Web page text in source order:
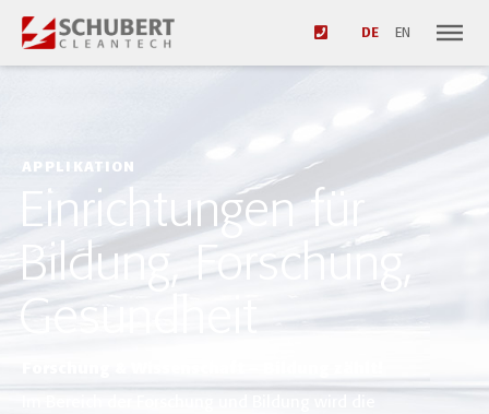
DE EN
APPLIKATION
Einrichtungen für
Bildung, Forschung,
Gesundheit